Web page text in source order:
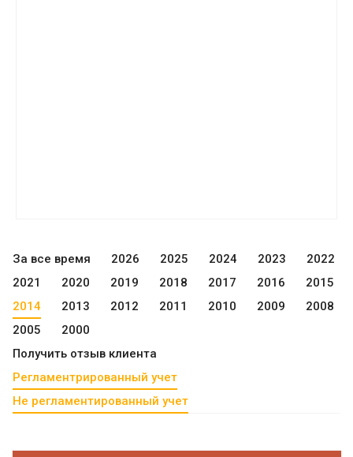
За все время 2026 2025 2024 2023
2022
2021
2020 2019 2018 2017 2016
2015
2014
2013 2012 2011 2010 2009
2008
2005
2000
Получить отзыв клиента
Регламентрированный учет
Не регламентированный учет